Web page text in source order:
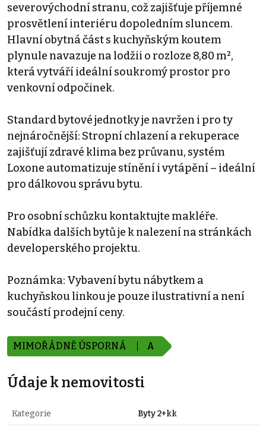
severovýchodní stranu, což zajišťuje příjemné
prosvětlení interiéru dopoledním sluncem.
Hlavní obytná část s kuchyňským koutem
plynule navazuje na lodžii o rozloze 8,80 m²,
která vytváří ideální soukromý prostor pro
venkovní odpočinek.
Standard bytové jednotky je navržen i pro ty
nejnáročnější: Stropní chlazení a rekuperace
zajišťují zdravé klima bez průvanu, systém
Loxone automatizuje stínění i vytápění – ideální
pro dálkovou správu bytu.
Pro osobní schůzku kontaktujte makléře.
Nabídka dalších bytů je k nalezení na stránkách
developerského projektu.
Poznámka: Vybavení bytu nábytkem a
kuchyňskou linkou je pouze ilustrativní a není
součástí prodejní ceny.
MIMOŘÁDNĚ ÚSPORNÁ A
Údaje k nemovitosti
Kategorie Byty 2+kk